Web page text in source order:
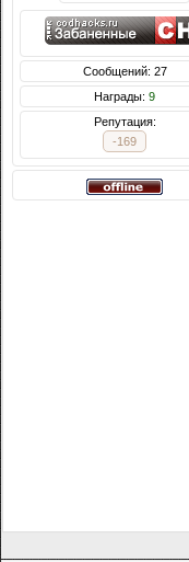
Сообщений: 27
Награды: 9
Репутация:
-169